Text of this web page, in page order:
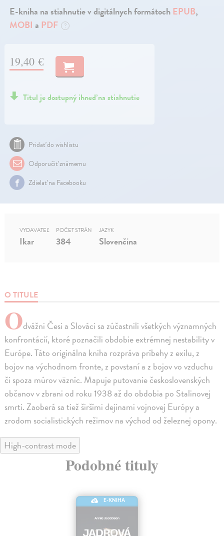
E-kniha na stiahnutie v digitálnych formátochEPUB,
MOBI a PDF ?
19,40 €
Titul je dostupný ihneď na stiahnutie
Pridať do wishlistu
Odporučiť známemu
Zdielať na Facebooku
O TITULE
Odvážni Česi a Slováci sa zúčastnili všetkých významných
konfrontácií, ktoré poznačili obdobie extrémnej nestability v
Európe. Táto originálna kniha rozpráva príbehy z exilu, z
bojov na východnom fronte, z povstaní a z bojov vo vzduchu
či spoza múrov väzníc. Mapuje putovanie československých
občanov v zbrani od roku 1938 až do obdobia po Stalinovej
smrti. Zaoberá sa tiež širšími dejinami vojnovej Európy a
zrodom socialistických režimov na východ od železnej opony.
VYDAVATEĽ
Ikar
POČET STRÁN
384
JAZYK
Slovenčina
High-contrast mode
Podobné tituly
E-KNIHA